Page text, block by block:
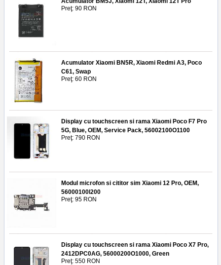
Preţ: 90 RON
Acumulator Xiaomi BN5R, Xiaomi Redmi A3, Poco
C61, Swap
Preţ: 60 RON
Display cu touchscreen si rama Xiaomi Poco F7 Pro
5G, Blue, OEM, Service Pack, 56002100O1100
Preţ: 790 RON
Modul microfon si cititor sim Xiaomi 12 Pro, OEM,
56000100l200
Preţ: 95 RON
Display cu touchscreen si rama Xiaomi Poco X7 Pro,
2412DPC0AG, 56000200O1000, Green
Preţ: 550 RON